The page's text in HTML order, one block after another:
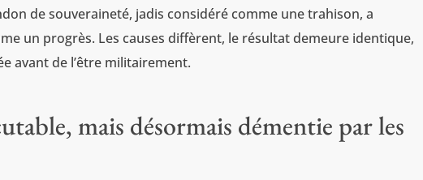
de souveraineté, jadis considéré comme une trahison, a
un progrès. Les causes diffèrent, le résultat demeure identique,
avant de l’être militairement.
mais désormais démentie par les